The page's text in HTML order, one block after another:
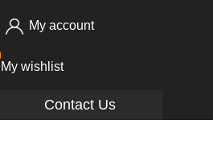
My account
My wishlist
Contact Us